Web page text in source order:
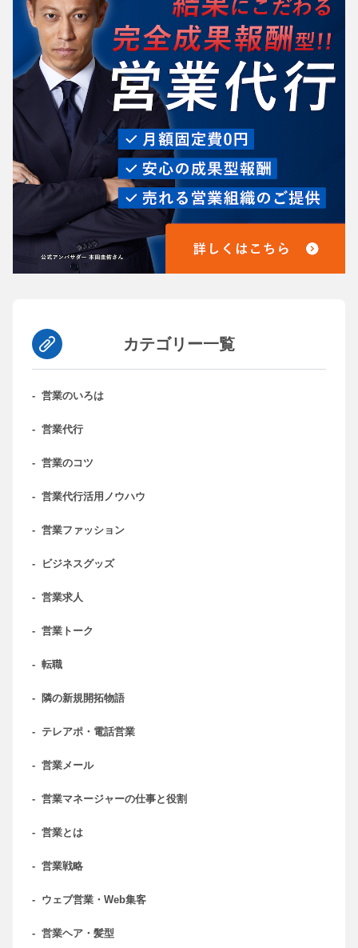
カテゴリー一覧
- 営業のいろは
- 営業代行
- 営業のコツ
- 営業代行活用ノウハウ
- 営業ファッション
- ビジネスグッズ
- 営業求人
- 営業トーク
- 転職
- 隣の新規開拓物語
- テレアポ・電話営業
- 営業メール
- 営業マネージャーの仕事と役割
- 営業とは
- 営業戦略
- ウェブ営業・Web集客
- 営業ヘア・髪型